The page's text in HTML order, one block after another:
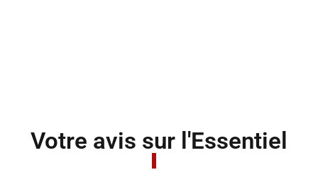
Votre avis sur l'Essentiel